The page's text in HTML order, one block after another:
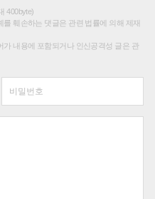
400byte)
훼손하는 댓글은 관련 법률에 의해 제재
내용에 포함되거나 인신공격성 글은 관